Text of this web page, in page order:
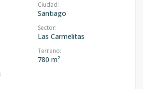
Ciudad:
Santiago
Sector:
Las Carmelitas
Terreno:
780 m²
: